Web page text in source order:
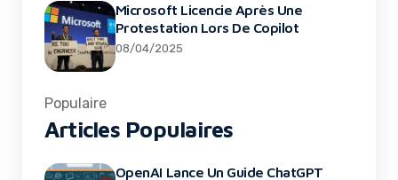
Microsoft Licencie Après Une
Protestation Lors De Copilot
08/04/2025
Populaire
Articles Populaires
OpenAI Lance Un Guide ChatGPT